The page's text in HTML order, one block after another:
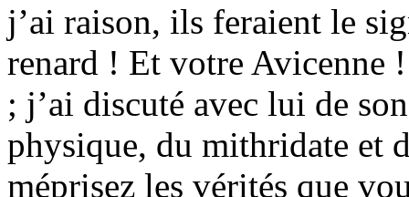
j’ai raison, ils feraient le
renard ! Et votre Avicenne
; j’ai discuté avec lui de
physique, du mithridate et
méprisez les vérités que